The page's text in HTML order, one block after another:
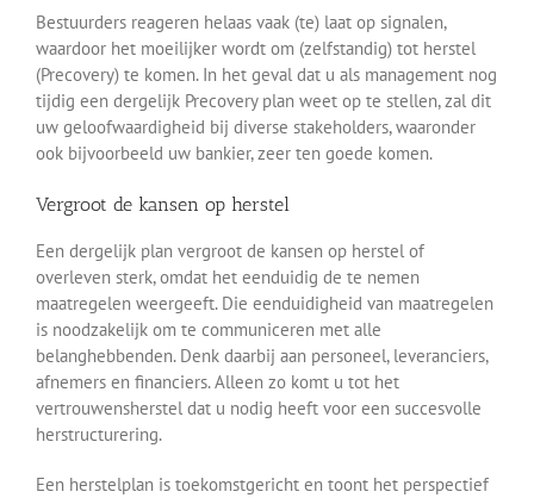
Bestuurders reageren helaas vaak (te) laat op signalen,
waardoor het moeilijker wordt om (zelfstandig) tot herstel
(Precovery) te komen. In het geval dat u als management nog
tijdig een dergelijk Precovery plan weet op te stellen, zal dit
uw geloofwaardigheid bij diverse stakeholders, waaronder
ook bijvoorbeeld uw bankier, zeer ten goede komen.
Vergroot de kansen op herstel
Een dergelijk plan vergroot de kansen op herstel of
overleven sterk, omdat het eenduidig de te nemen
maatregelen weergeeft. Die eenduidigheid van maatregelen
is noodzakelijk om te communiceren met alle
belanghebbenden. Denk daarbij aan personeel, leveranciers,
afnemers en financiers. Alleen zo komt u tot het
vertrouwensherstel dat u nodig heeft voor een succesvolle
herstructurering.
Een herstelplan is toekomstgericht en toont het perspectief